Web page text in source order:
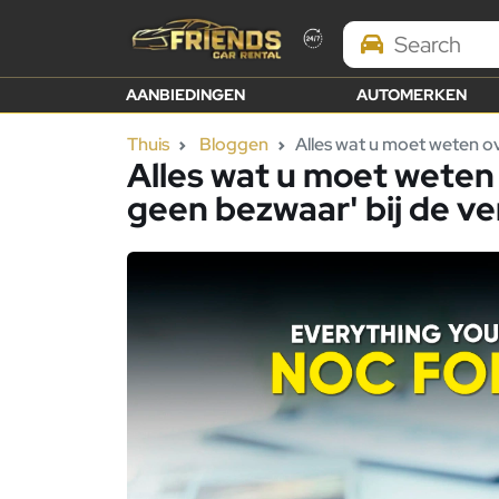
Search Brands
AANBIEDINGEN AUTOMERKEN
Thuis Bloggen Alles wat u moet weten
Alles wat u moet
geen bezwaar' bij de